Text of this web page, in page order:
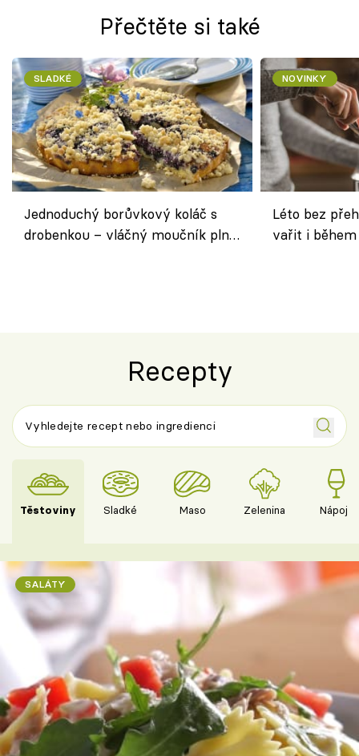
Přečtěte si také
SLADKÉ
Jednoduchý borůvkový koláč s
drobenkou – vláčný moučník plný
NOVINKY
Léto bez
vařit i
Recepty
Těstoviny Sladké Maso Zelenina Nápoje
SALÁTY